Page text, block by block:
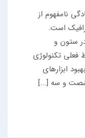
نامفهوم از
است.
ستون و
فعلی تکنولوژی
ابزارهای
شصت و سه [...]